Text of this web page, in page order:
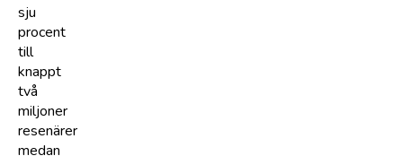
sju
procent
till
knappt
två
miljoner
resenärer
medan